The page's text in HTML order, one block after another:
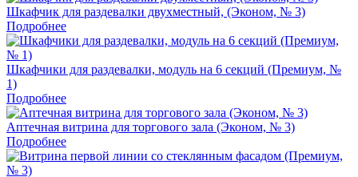
Шкафчик для раздевалки двухместный, (Эконом, № 3)
Подробнее
Шкафчики для раздевалки, модуль на 6 секций (Премиум, №
1)
Подробнее
Аптечная витрина для торгового зала (Эконом, № 3)
Подробнее